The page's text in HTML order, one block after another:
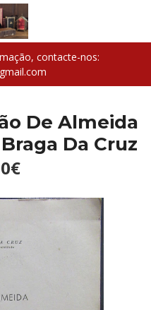
contacte-nos:
De Almeida
Da Cruz